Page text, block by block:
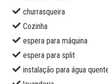
churrasqueira
Cozinha
espera para máquina
espera para split
instalação para água